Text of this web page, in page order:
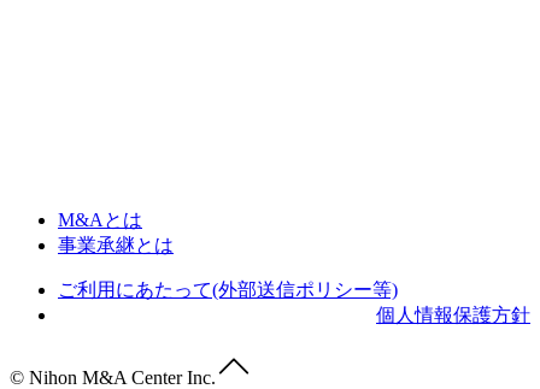
M&Aとは
事業承継とは
ご利用にあたって(外部送信ポリシー等)
個人情報保護方針
© Nihon M&A Center Inc.